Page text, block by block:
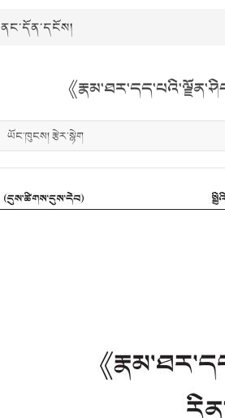
《
ཡོང་ཁུངས། རྩེར་སྙེག